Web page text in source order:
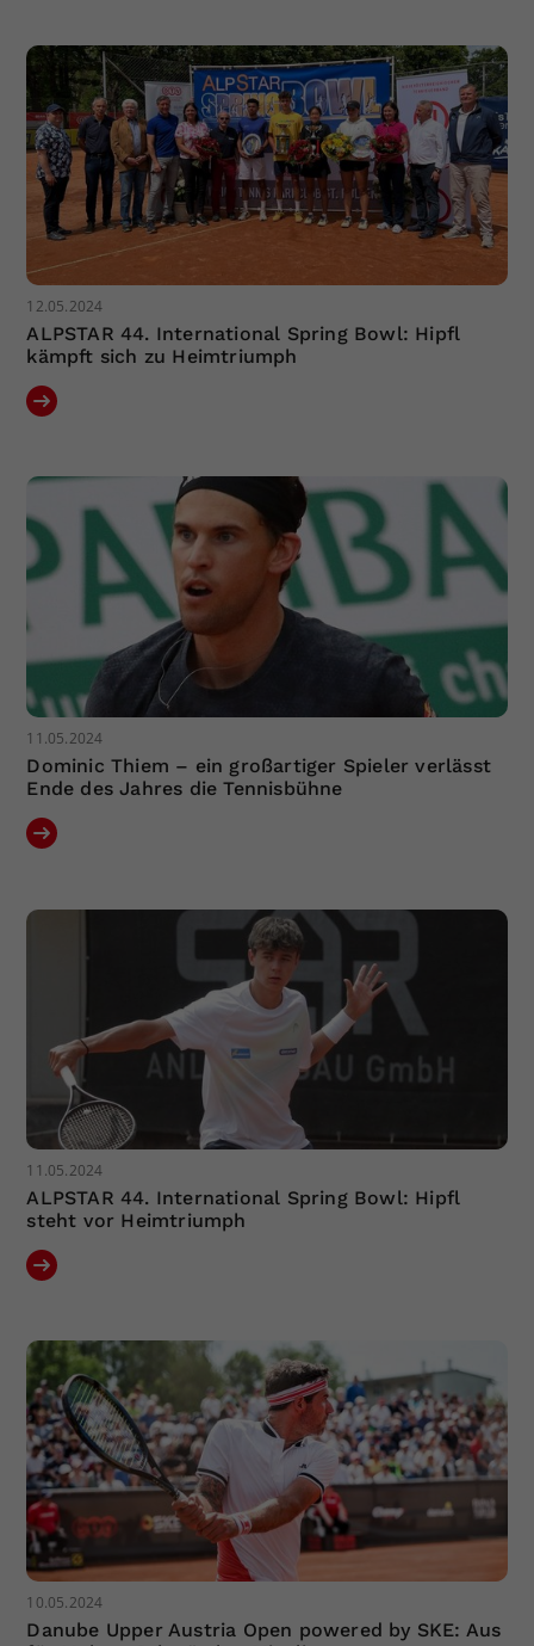
12.05.2024
ALPSTAR 44. International Spring Bowl: Hipfl
kämpft sich zu Heimtriumph
11.05.2024
Dominic Thiem – ein großartiger Spieler verlässt
Ende des Jahres die Tennisbühne
11.05.2024
ALPSTAR 44. International Spring Bowl: Hipfl
steht vor Heimtriumph
10.05.2024
Danube Upper Austria Open powered by SKE: Aus
Zweck
Einstellungen. Unter anderem eine
zufällig generierte ID, für die
historische Speicherung Ihrer
vorgenommen Einstellungen, falls der
Webseiten-Betreiber dies eingestellt
hat.